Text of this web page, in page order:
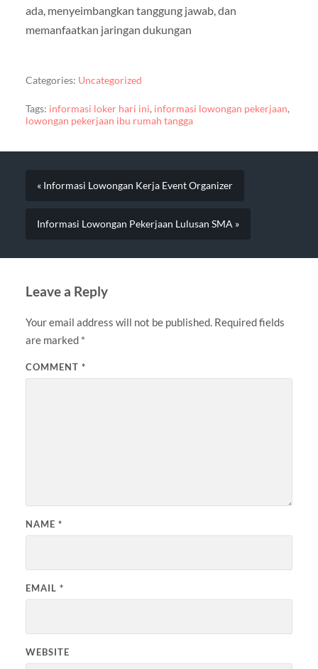
ada, menyeimbangkan tanggung jawab, dan
memanfaatkan jaringan dukungan
Categories: Uncategorized
Tags: informasi loker hari ini, informasi lowongan pekerjaan,
lowongan pekerjaan ibu rumah tangga
« Informasi Lowongan Kerja Event Organizer
Informasi Lowongan Pekerjaan Lulusan SMA »
Leave a Reply
Your email address will not be published. Required fields
are marked *
COMMENT *
NAME *
EMAIL *
WEBSITE